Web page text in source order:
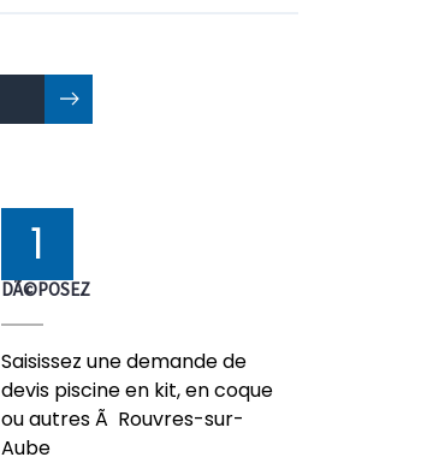
1
DÃ©POSEZ
Saisissez une demande de
devis piscine en kit, en coque
ou autres Ã Rouvres-sur-
Aube